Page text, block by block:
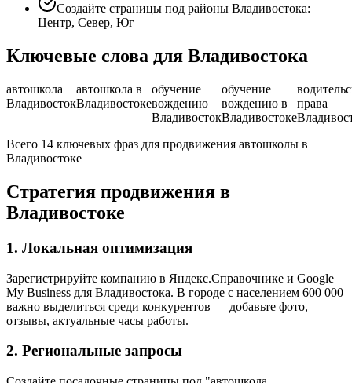
Создайте страницы под районы Владивостока:
Центр, Север, Юг
Ключевые слова для Владивостока
автошкола
Владивосток
автошкола в
Владивостоке
обучение
вождению
Владивосток
обучение
вождению в
Владивостоке
права
Всего 14 ключевых фраз для продвижения автошколы в
Владивостоке
Стратегия продвижения в
Владивостоке
1. Локальная оптимизация
Зарегистрируйте компанию в Яндекс.Справочнике и Google
My Business для Владивостока. В городе с населением 600 000
важно выделиться среди конкурентов — добавьте фото,
отзывы, актуальные часы работы.
2. Региональные запросы